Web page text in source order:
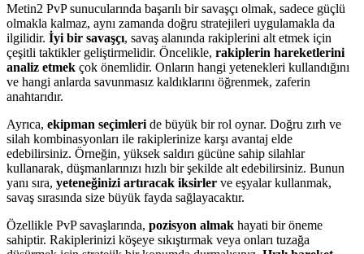
Metin2 PvP sunucularında başarılı bir savaşçı olmak, sadece güçlü
olmakla kalmaz, aynı zamanda doğru stratejileri uygulamakla da
ilgilidir. İyi bir savaşçı, savaş alanında rakiplerini alt etmek için
çeşitli taktikler geliştirmelidir. Öncelikle, rakiplerin hareketlerini
analiz etmek çok önemlidir. Onların hangi yetenekleri kullandığını
ve hangi anlarda savunmasız kaldıklarını öğrenmek, zaferin
anahtarıdır.
Ayrıca, ekipman seçimleri de büyük bir rol oynar. Doğru zırh ve
silah kombinasyonları ile rakiplerinize karşı avantaj elde
edebilirsiniz. Örneğin, yüksek saldırı gücüne sahip silahlar
kullanarak, düşmanlarınızı hızlı bir şekilde alt edebilirsiniz. Bunun
yanı sıra, yeteneğinizi artıracak iksirler ve eşyalar kullanmak,
savaş sırasında size büyük fayda sağlayacaktır.
Özellikle PvP savaşlarında, pozisyon almak hayati bir öneme
sahiptir. Rakiplerinizi köşeye sıkıştırmak veya onları tuzağa